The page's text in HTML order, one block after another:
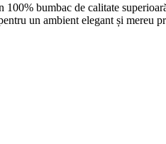
bumbac de calitate
un ambient elegant și mereu